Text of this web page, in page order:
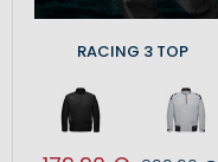
RACING 3 TOP